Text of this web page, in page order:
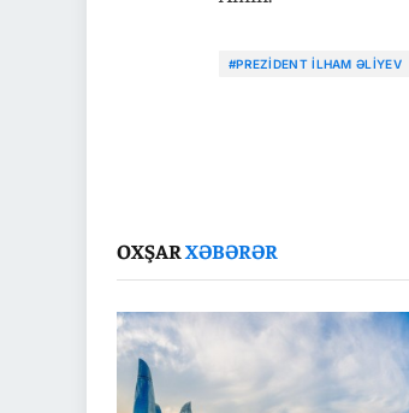
#PREZIDENT İLHAM ƏLIYEV
OXŞARXƏBƏRƏR